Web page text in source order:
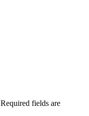
Required fields are